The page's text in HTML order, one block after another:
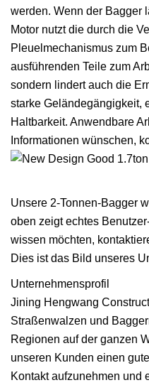
werden. Wenn der Bagger
Motor nutzt die durch die
Pleuelmechanismus zum
ausführenden Teile zum
sondern lindert auch die
starke Geländegängigkeit,
Haltbarkeit. Anwendbare
Informationen wünschen,
Unsere 2-Tonnen-Bagger
oben zeigt echtes
wissen möchten,
Dies ist das Bild unseres
Unternehmensprofil
Jining Hengwang
Straßenwalzen und
Regionen auf der ganzen
unseren Kunden einen
Kontakt aufzunehmen und